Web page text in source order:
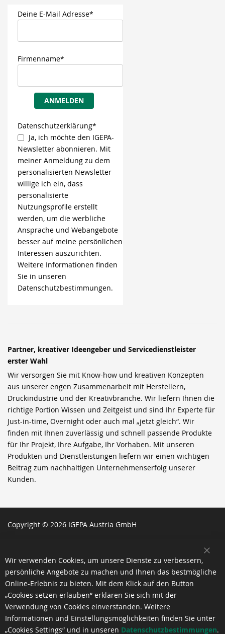
Deine E-Mail Adresse*
Firmenname*
ANMELDEN
Datenschutzerklärung*
Ja, ich möchte den IGEPA-
Newsletter abonnieren. Mit
meiner Anmeldung zu dem
personalisierten Newsletter
willige ich ein, dass
personalisierte
Nutzungsprofile erstellt
werden, um die werbliche
Ansprache und Webangebote
besser auf meine persönlichen
Interessen auszurichten.
Weitere Informationen finden
Sie in unseren
Datenschutzbestimmungen.
Partner, kreativer Ideengeber und Servicedienstleister
erster Wahl
Wir versorgen Sie mit Know-how und kreativen Konzepten
aus unserer engen Zusammenarbeit mit Herstellern,
Druckindustrie und der Kreativbranche. Wir liefern Ihnen die
richtige Portion Wissen und Zeitgeist und sind Ihr Experte für
Just-in-time, Overnight oder auch mal „jetzt gleich“. Wir
finden mit Ihnen zuverlässig und schnell passende Produkte
für Ihr Projekt, Ihre Aufgabe, Ihr Vorhaben. Mit unseren
Produkten und Dienstleistungen liefern wir einen wichtigen
Beitrag zum nachhaltigen Unternehmenserfolg unserer
Kunden.
Copyright © 2026 IGEPA Austria GmbH
Wir verwenden Cookies, um unsere Dienste zu verbessern,
persönliche Angebote zu machen und Ihnen das bestmögliche
Online-Erlebnis zu bieten. Mit dem Klick auf den Button
„Cookies setzen erlauben“ erklären Sie sich mit der
Verwendung von Cookies einverstanden. Weitere
Informationen und Einstellungsmöglichkeiten finden Sie unter
„Cookies Settings“ und in unseren Datenschutzbestimmungen.